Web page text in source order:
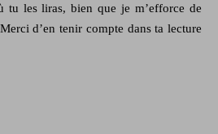
tu les liras, bien que je m’efforce de
d’en tenir compte dans ta lecture